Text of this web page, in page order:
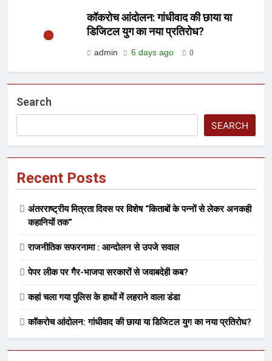
कॉकरोच आंदोलन: गांधीवाद की छाया या
डिजिटल युग का नया प्रतिरोध?
admin 6 days ago 0
Search
SEARCH
Recent Posts
अंतरराष्ट्रीय मित्रता दिवस पर विशेष “किताबों के पन्नों से लेकर अनकही
कहानियों तक”
राजनीतिक सफरनामा : आन्दोलन से उपजे सवाल
पेपर लीक पर गैर-भाजपा सरकारों से जवाबदेही कब?
कहां चला गया पुलिस के हाथों में लहराने वाला डंडा
कॉकरोच आंदोलन: गांधीवाद की छाया या डिजिटल युग का नया प्रतिरोध?